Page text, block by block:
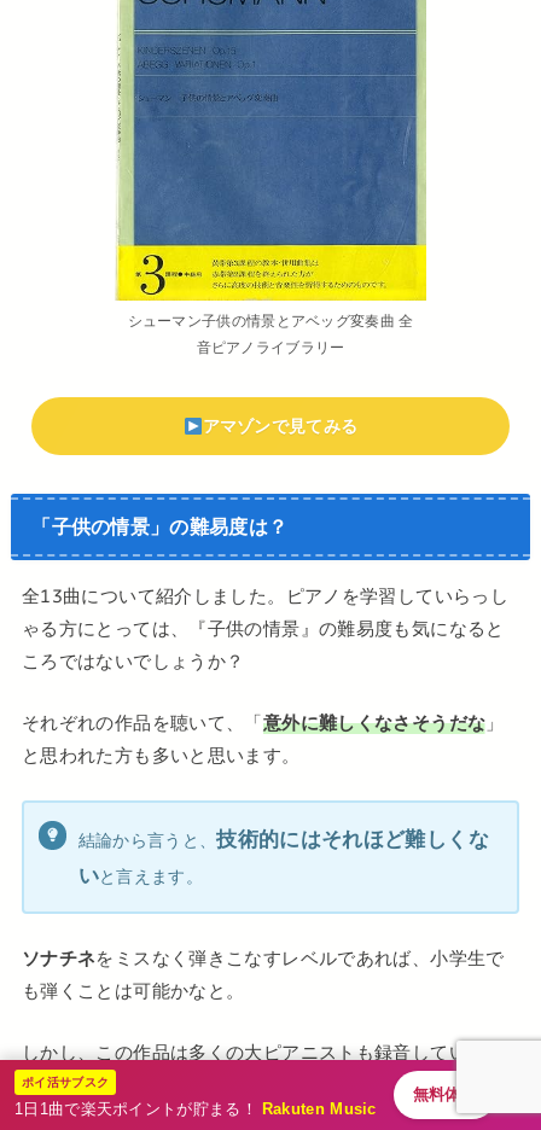
シューマン子供の情景とアベッグ変奏曲 全
音ピアノライブラリー
アマゾンで見てみる
「子供の情景」の難易度は？
全13曲について紹介しました。ピアノを学習していらっし
ゃる方にとっては、『子供の情景』の難易度も気になると
ころではないでしょうか？
それぞれの作品を聴いて、「意外に難しくなさそうだな 」
と思われた方も多いと思います。
結論から言うと、技術的にはそれほど難し く な
いと言えます。
ソナチネをミスなく弾きこなすレベルであれば、小学生で
も弾くことは可能かなと。
しかし、この作品は多くの大ピアニストも録音しているこ
とからも分かる通り、重要なのは「
作品に対する深い理
ポイ活サブスク
1日1曲で楽天ポイントが貯まる！ Rakuten Music
無料体験